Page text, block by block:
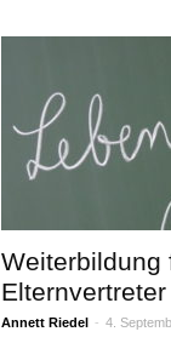
Weiterbildung
Elternvertreter
Annett Riedel - 4.